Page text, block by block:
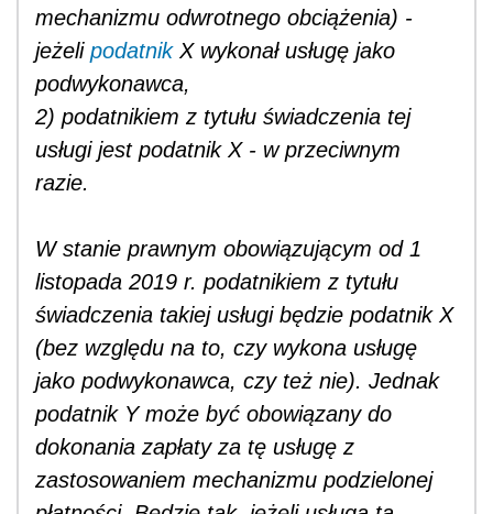
mechanizmu odwrotnego obciążenia) -
jeżeli podatnikX wykonał usługę jako
podwykonawca,
2) podatnikiem z tytułu świadczenia tej
usługi jest podatnik X - w przeciwnym
razie.
W stanie prawnym obowiązującym od 1
listopada 2019 r. podatnikiem z tytułu
świadczenia takiej usługi będzie podatnik X
(bez względu na to, czy wykona usługę
jako podwykonawca, czy też nie). Jednak
podatnik Y może być obowiązany do
dokonania zapłaty za tę usługę z
zastosowaniem mechanizmu podzielonej